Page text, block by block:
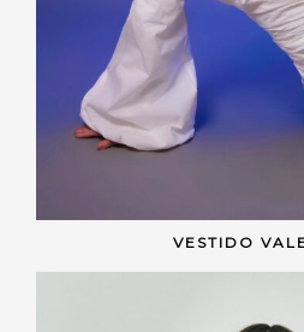
VER
VESTIDO